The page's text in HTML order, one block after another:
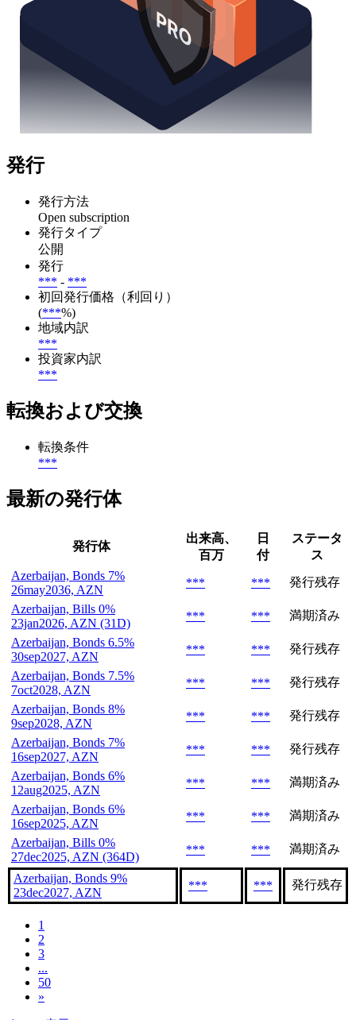
発行
発行方法
Open subscription
発行タイプ
公開
発行
*** - ***
初回発行価格（利回り）
(***%)
地域内訳
***
投資家内訳
***
転換および交換
転換条件
***
最新の発行体
発行体
出来高、
百万
日
付
ステータ
ス
Azerbaijan, Bonds 7%
26may2036, AZN
*** ***
発行残存
Azerbaijan, Bills 0%
23jan2026, AZN (31D)
*** ***
満期済み
Azerbaijan, Bonds 6.5%
30sep2027, AZN
*** ***
発行残存
Azerbaijan, Bonds 7.5%
7oct2028, AZN
*** ***
発行残存
Azerbaijan, Bonds 8%
9sep2028, AZN
*** ***
発行残存
Azerbaijan, Bonds 7%
16sep2027, AZN
*** ***
発行残存
Azerbaijan, Bonds 6%
12aug2025, AZN
*** ***
満期済み
Azerbaijan, Bonds 6%
16sep2025, AZN
*** ***
満期済み
Azerbaijan, Bills 0%
27dec2025, AZN (364D)
*** *** 満期済み
Azerbaijan, Bonds 9%
23dec2027, AZN
*** *** 発行残存
1
2
3
...
50
»